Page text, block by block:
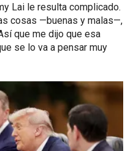
Lai le resulta complicado.
cosas —buenas y malas—,
que me dijo que esa
se lo va a pensar muy